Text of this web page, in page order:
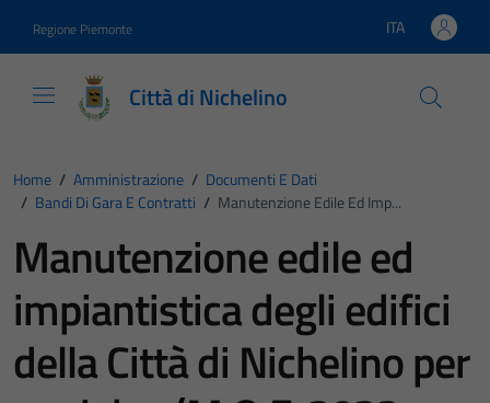
Regione Piemonte Lingua attiva:
ITA
Città di Nichelino
Home / Amministrazione / Documenti E Dati
/ Bandi Di Gara E Contratti / Manutenzione Edile Ed Imp...
Manutenzione edile ed
impiantistica degli edifici
della Città di Nichelino per